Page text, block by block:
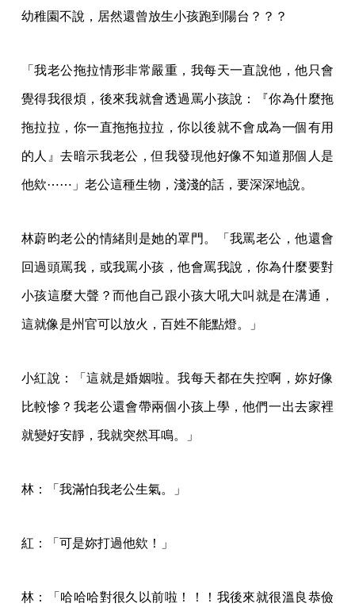
幼稚園不說，居然還曾放生小孩跑到陽台？？？
「我老公拖拉情形非常嚴重，我每天一直說他，他只會
覺得我很煩，後來我就會透過罵小孩說：『你為什麼拖
拖拉拉，你一直拖拖拉拉，你以後就不會成為一個有用
的人』去暗示我老公，但我發現他好像不知道那個人是
他欸⋯⋯」老公這種生物，淺淺的話，要深深地說。
林蔚昀老公的情緒則是她的罩門。「我罵老公，他還會
回過頭罵我，或我罵小孩，他會罵我說，你為什麼要對
小孩這麼大聲？而他自己跟小孩大吼大叫就是在溝通，
這就像是州官可以放火，百姓不能點燈。」
小紅說：「這就是婚姻啦。我每天都在失控啊，妳好像
比較慘？我老公還會帶兩個小孩上學，他們一出去家裡
就變好安靜，我就突然耳鳴。」
林：「我滿怕我老公生氣。」
紅：「可是妳打過他欸！」
林：「哈哈哈對很久以前啦！！！我後來就很溫良恭儉